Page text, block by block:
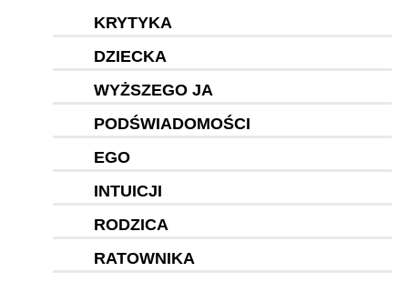
KRYTYKA
DZIECKA
WYŻSZEGO JA
PODŚWIADOMOŚCI
EGO
INTUICJI
RODZICA
RATOWNIKA